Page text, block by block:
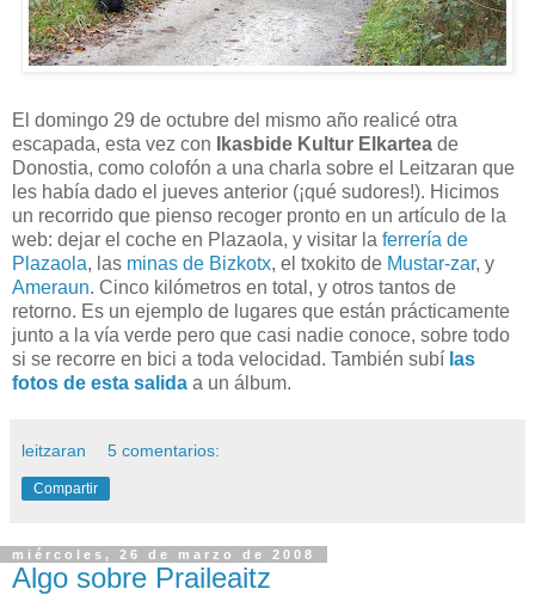
El domingo 29 de octubre del mismo año realicé otra
escapada, esta vez con
Ikasbide Kultur Elkartea de
Donostia, como colofón a una charla sobre el Leitzaran que
les había dado el jueves anterior (¡qué sudores!). Hicimos
un recorrido que pienso recoger pronto en un artículo de la
web: dejar el coche en Plazaola, y visitar la ferrería de
Plazaola, las minas de Bizkotx, el txokito de Mustar-zar, y
Ameraun. Cinco kilómetros en total, y otros tantos de
retorno. Es un ejemplo de lugares que están prácticamente
junto a la vía verde pero que casi nadie conoce, sobre todo
si se recorre en bici a toda velocidad. También subí las
fotos de esta salida a un álbum.
leitzaran 5 comentarios:
Compartir
miércoles, 26 de marzo de 2008
Algo sobre Praileaitz